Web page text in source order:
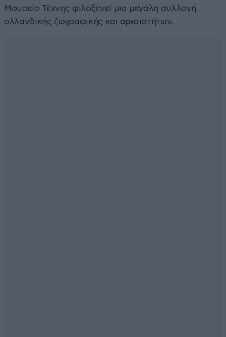
Μουσείο Τέχνης φιλοξενεί μια μεγάλη συλλογή
ολλανδικής ζωγραφικής και αρχαιοτήτων.